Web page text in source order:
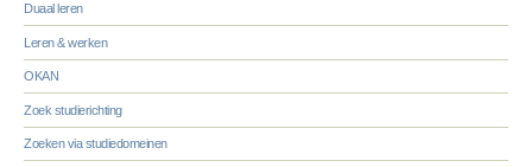
Duaal leren
Leren & werken
OKAN
Zoek studierichting
Zoeken via studiedomeinen